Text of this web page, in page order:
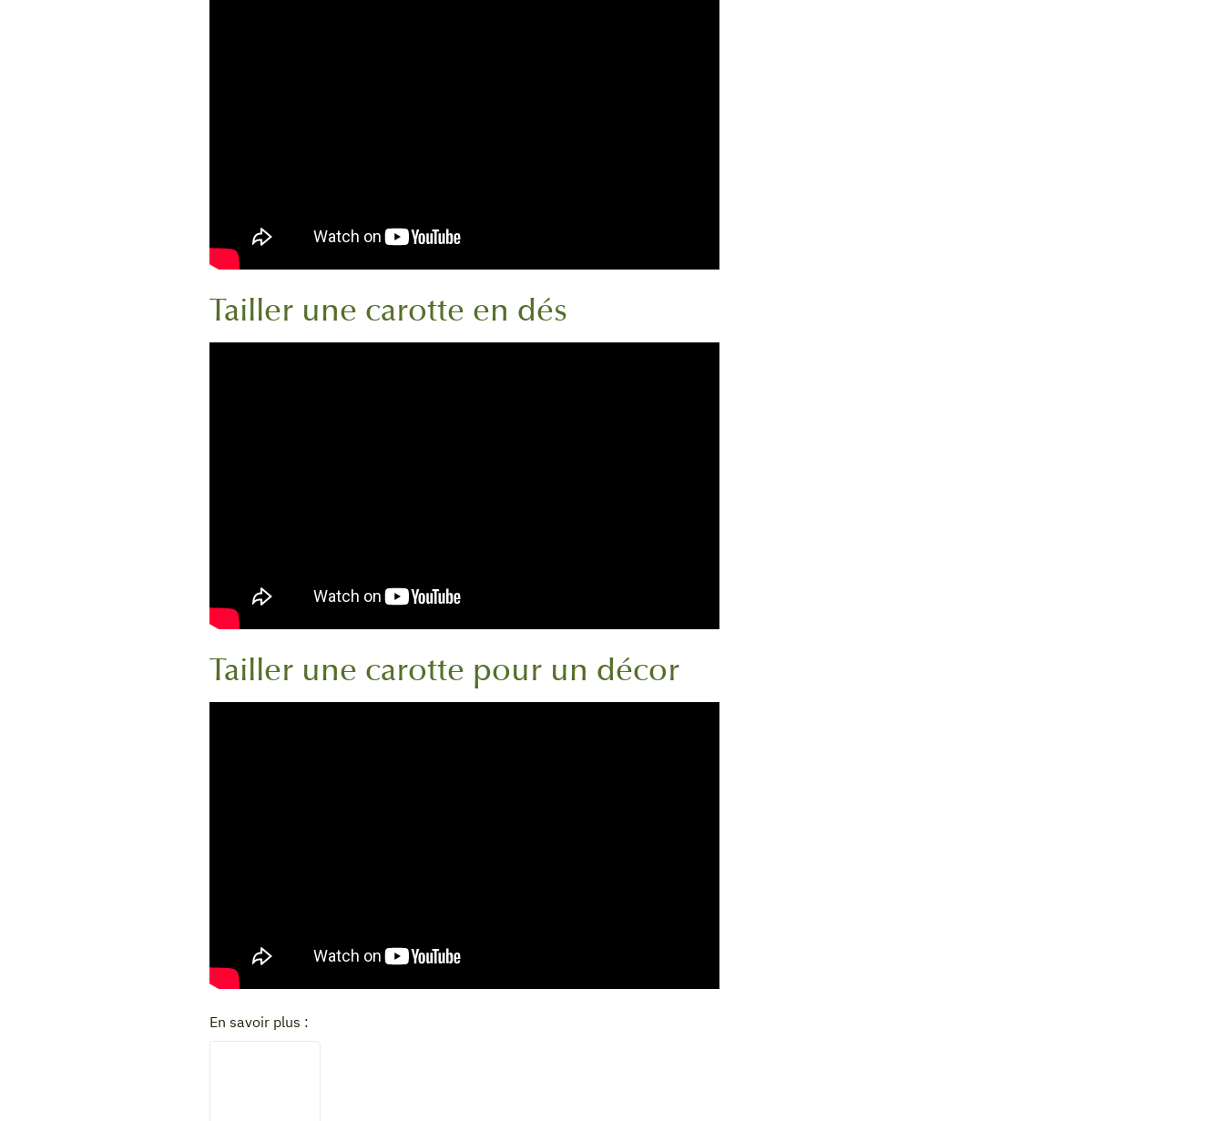
Tailler une carotte en dés
Tailler une carotte pour un décor
En savoir plus :